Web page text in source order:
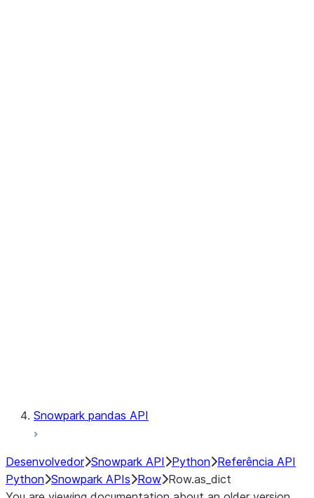
Snowpark pandas API
Desenvolvedor Snowpark API Python Referência API
Python Snowpark APIs Row Row.as_dict